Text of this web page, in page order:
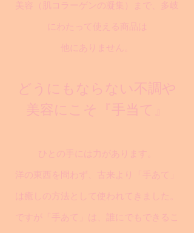
美容（肌コラーゲンの凝集）まで、多岐
にわたって使える商品は
他にありません。
どうにもならない不調や
美容にこそ『手当て』
ひとの手には力があります。
洋の東西を問わず、古来より「手あて」
は癒しの方法として使われてきました。
ですが「手あて」は、誰にでもできるこ